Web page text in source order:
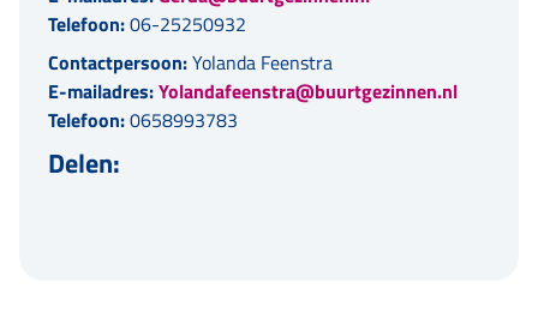
Telefoon:06-25250932
Contactpersoon:Yolanda Feenstra
E-mailadres:Yolandafeenstra@buurtgezinnen.nl
Telefoon:0658993783
Delen: